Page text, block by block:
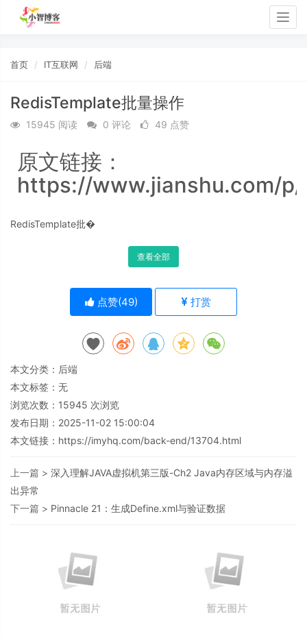
首页 IT互联网 后端
RedisTemplate批量操作
15945 阅读 0 评论 49 点赞
原文链接：
https://www.jianshu.com/
RedisTemplate批�
查看全部
点赞(49) 打赏
本文分类： 后端
本文标签：无
浏览次数： 15945 次浏览
发布日期：2025-11-02 15:00:04
本文链接： https://imyhq.com/back-end/13704.html
上一篇 > 深入理解JAVA虚拟机第三版-Ch2 Java内存区域与内存溢
出异常
下一篇 > Pinnacle 21：生成Define.xml与验证数据